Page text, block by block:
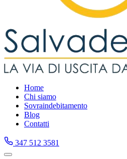
Home
Chi siamo
Sovraindebitamento
Blog
Contatti
347 512 3581